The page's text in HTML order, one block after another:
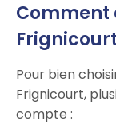
Comment
Pour bien
Frignicourt,
compte :